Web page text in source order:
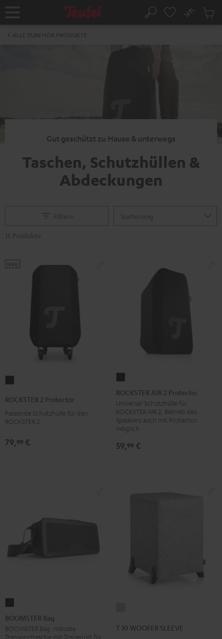
Startseite Suche
No
Gut geschützt zu Hause & unterwegs
Taschen, Schutzhüllen &
Abdeckungen
Protector
Schwarz
ROCKSTER 2 Protector
Passende Schutzhülle für den
ROCKSTER 2
NEU
79,99 €
AIR
2
Protector
Schwarz
ROCKSTER AIR 2 Protector
Universal-Schutzhülle für
ROCKSTER AIR 2, Betrieb des
Speakers auch mit Protector
möglich
59,99 €
Bag
Schwarz
BOOMSTER Bag
BOOMSTER Bag: robuste
Transporttasche mit Tragegurt für
WOOFER
T 10 WOOFER SLEEVE